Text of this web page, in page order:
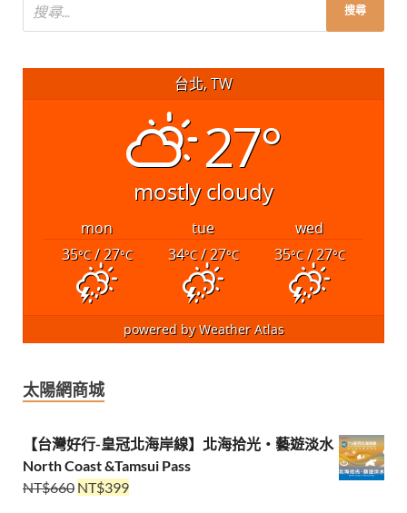
台北, TW
27°
mostly cloudy
mon tue
wed
35°C/ 27°C 34°C/ 27°C 35°C/ 27°C
powered byWeather Atlas
太陽網商城
【台灣好行-皇冠北海岸線】北海拾光・藝遊淡水
North Coast &Tamsui Pass
NT$660 NT$399